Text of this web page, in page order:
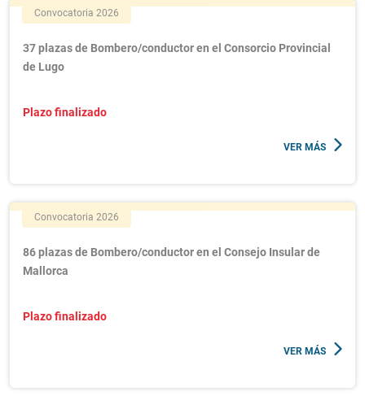
Convocatoria 2026
37 plazas de Bombero/conductor en el Consorcio Provincial
de Lugo
Plazo finalizado
VER MÁS
Convocatoria 2026
86 plazas de Bombero/conductor en el Consejo Insular de
Mallorca
Plazo finalizado
VER MÁS